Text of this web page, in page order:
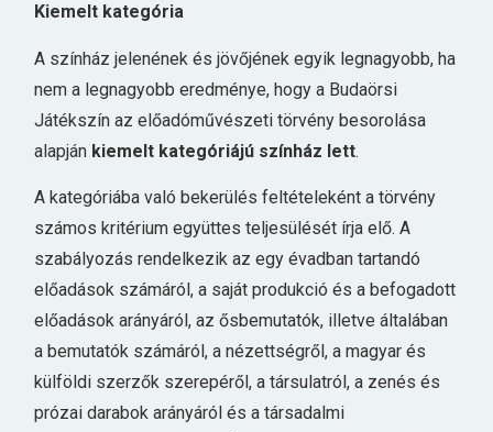
Kiemelt kategória
A színház jelenének és jövőjének egyik legnagyobb, ha
nem a legnagyobb eredménye, hogy a Budaörsi
Játékszín az előadóművészeti törvény besorolása
alapján kiemelt kategóriájú színház lett.
A kategóriába való bekerülés feltételeként a törvény
számos kritérium együttes teljesülését írja elő. A
szabályozás rendelkezik az egy évadban tartandó
előadások számáról, a saját produkció és a befogadott
előadások arányáról, az ősbemutatók, illetve általában
a bemutatók számáról, a nézettségről, a magyar és
külföldi szerzők szerepéről, a társulatról, a zenés és
prózai darabok arányáról és a társadalmi